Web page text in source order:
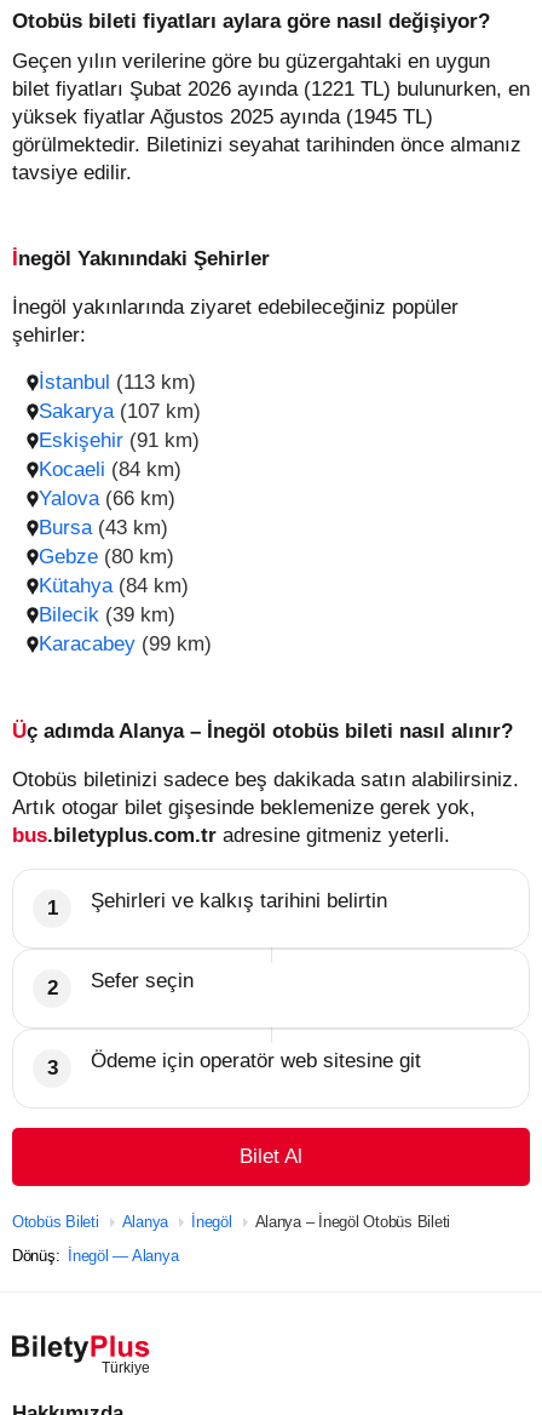
Otobüs bileti fiyatları aylara göre nasıl değişiyor?
Geçen yılın verilerine göre bu güzergahtaki en uygun
bilet fiyatları Şubat 2026 ayında (1221 TL) bulunurken, en
yüksek fiyatlar Ağustos 2025 ayında (1945 TL)
görülmektedir. Biletinizi seyahat tarihinden önce almanız
tavsiye edilir.
İnegöl Yakınındaki Şehirler
İnegöl yakınlarında ziyaret edebileceğiniz popüler
şehirler:
İstanbul (113 km)
Bursa (43 km)
Sakarya (107 km)
Gebze (80 km)
Eskişehir (91 km)
Kütahya (84 km)
Kocaeli (84 km)
Bilecik (39 km)
Yalova (66 km)
Karacabey (99 km)
Üç adımda Alanya – İnegöl otobüs bileti nasıl alınır?
Otobüs biletinizi sadece beş dakikada satın alabilirsiniz.
Artık otogar bilet gişesinde beklemenize gerek yok,
bus.biletyplus.com.tr adresine gitmeniz yeterli.
Şehirleri ve kalkış tarihini belirtin
Sefer seçin
Ödeme için operatör web sitesine git
Bilet Al
Otobüs Bileti Alanya İnegöl
Alanya – İnegöl Otobüs Bileti
Dönüş: İnegöl — Alanya